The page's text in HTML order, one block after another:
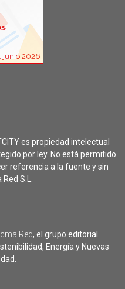
es propiedad intelectual
por ley. No está permitido
referencia a la fuente y sin
S.L.
Red, el grupo editorial
Energía y Nuevas